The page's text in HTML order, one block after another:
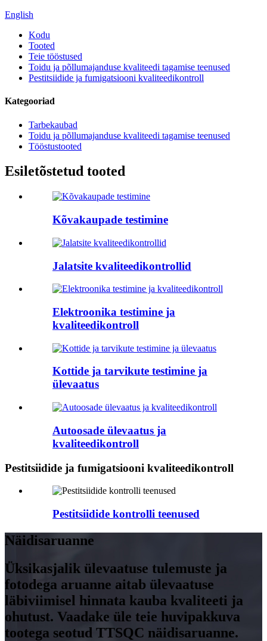
English
Kodu
Tooted
Teie tööstused
Toidu ja põllumajanduse kvaliteedi tagamise teenused
Pestitsiidide ja fumigatsiooni kvaliteedikontroll
Kategooriad
Tarbekaubad
Toidu ja põllumajanduse kvaliteedi tagamise teenused
Tööstustooted
Esiletõstetud tooted
Kõvakaupade testimine
Jalatsite kvaliteedikontrollid
Elektroonika testimine ja
kvaliteedikontroll
Kottide ja tarvikute testimine ja
ülevaatus
Autoosade ülevaatus ja
kvaliteedikontroll
Pestitsiidide ja fumigatsiooni kvaliteedikontroll
Pestitsiidide kontrolli teenused
Näidisaruanne
Üksikasjalik ülevaatuse tulemuste ja
fotodega aruanne aitab ülevaatuse
läbiviimisel hinnata kauba kvaliteeti ja
ohutust. Vaadake üle teie huvipakkuva
tootega seotud TTSQC näidisaruanne.